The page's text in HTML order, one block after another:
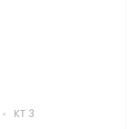
KT 3